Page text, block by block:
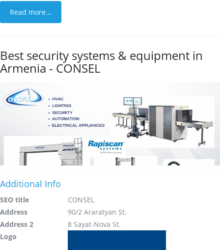
Read more...
Best security systems & equipment in
Armenia - CONSEL
Additional Info
SEO title
CONSEL
Address
90/2 Araratyan St.
Address 2
8 Sayat-Nova St.
Logo